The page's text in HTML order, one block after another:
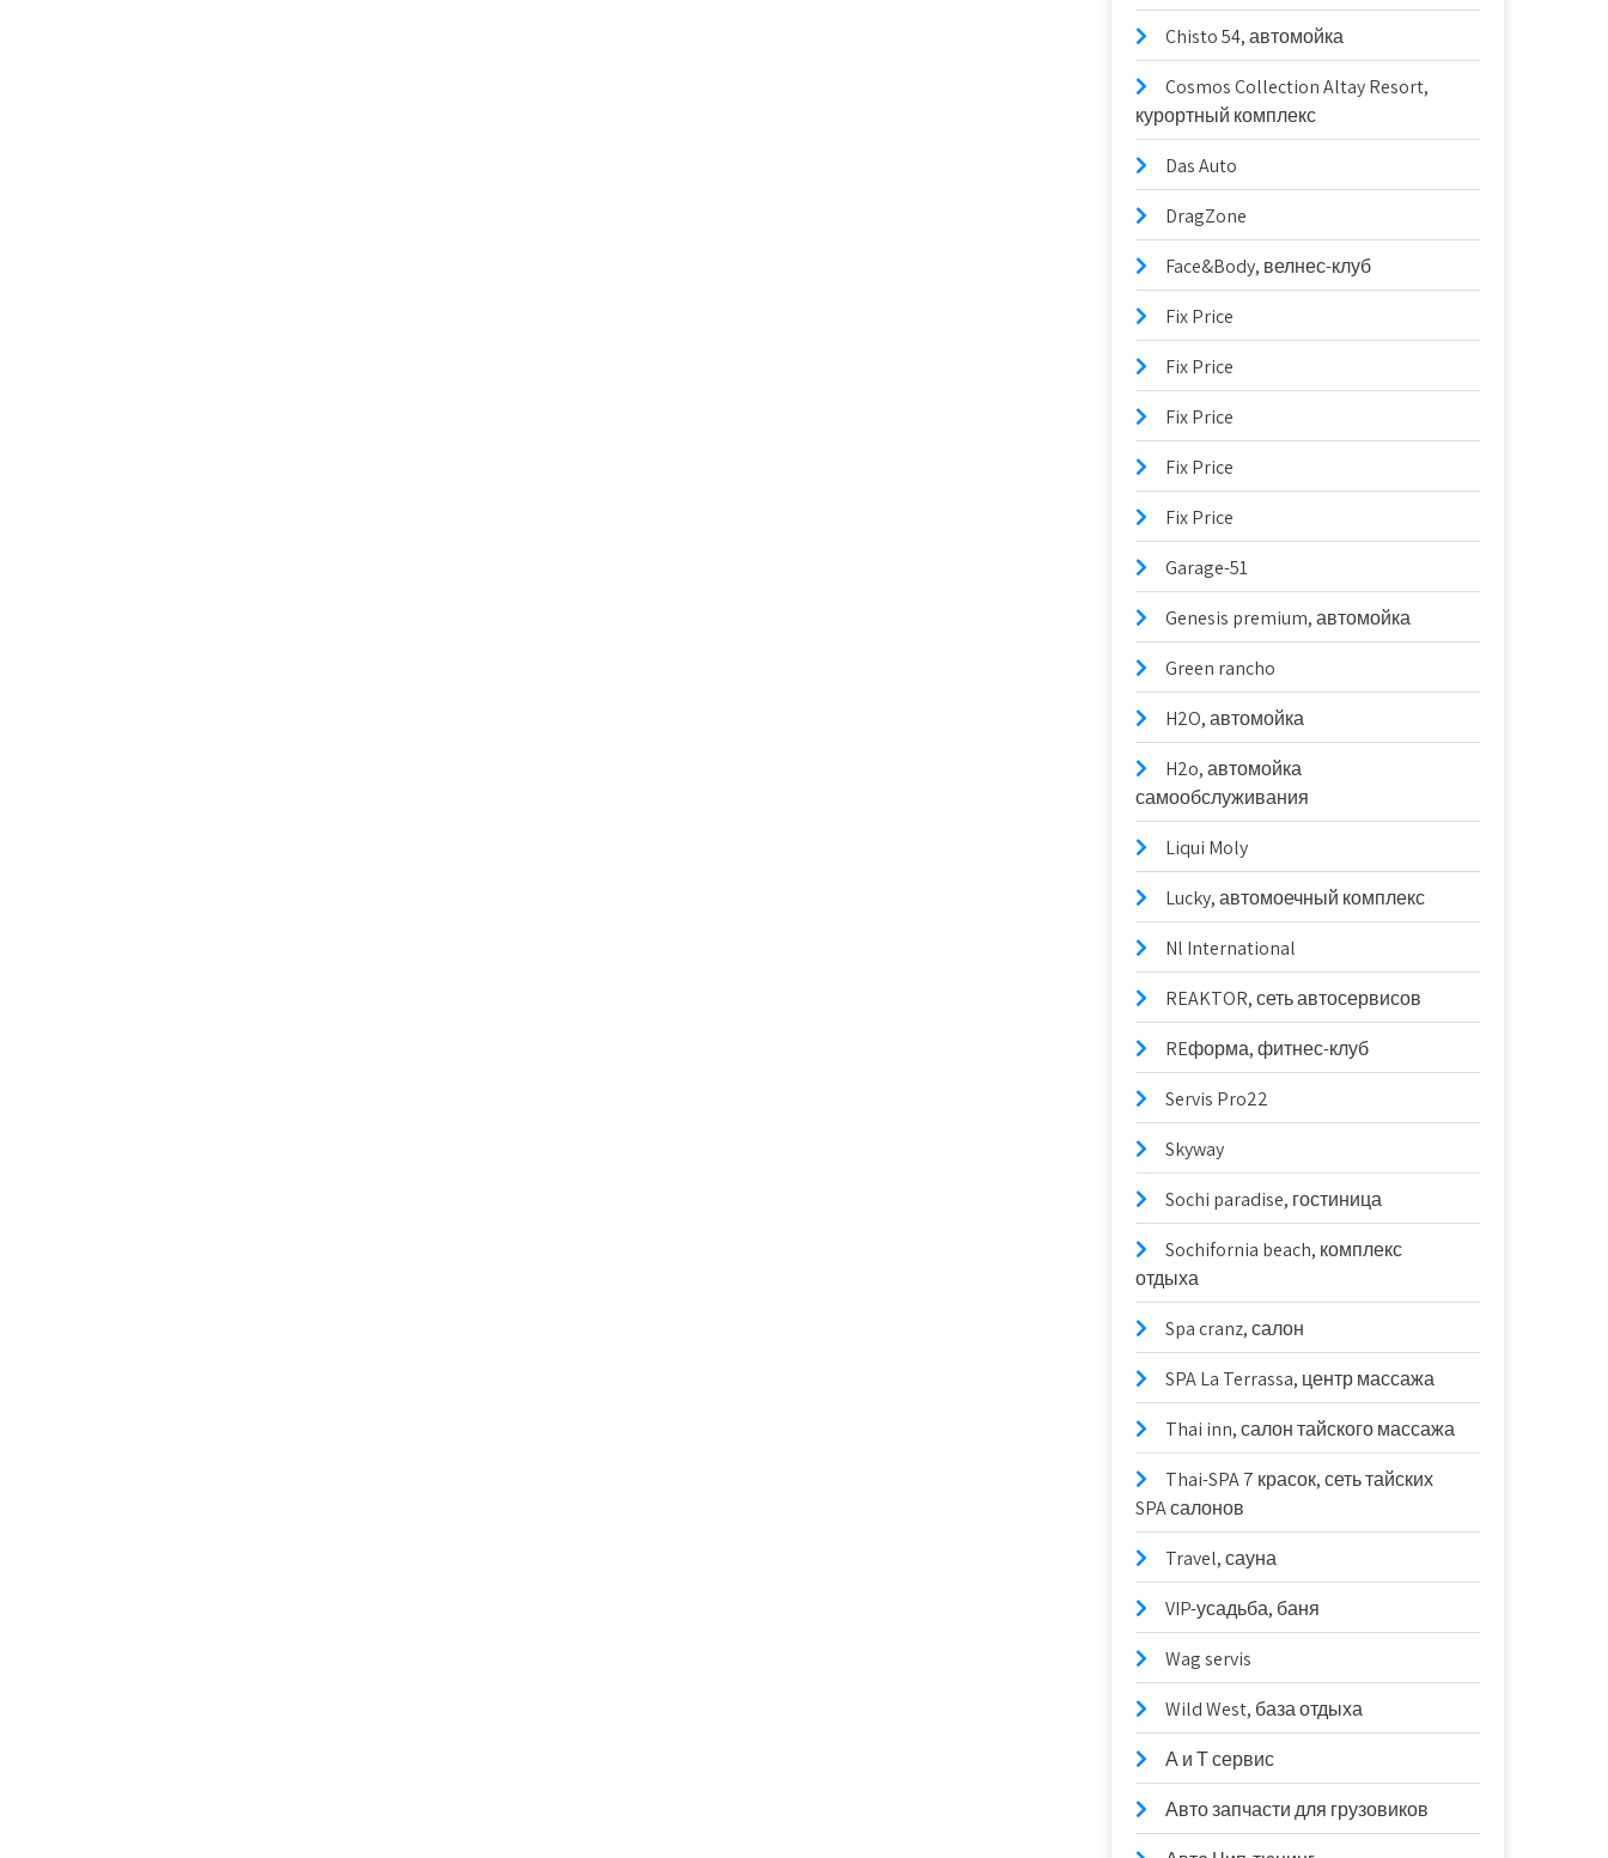
Chisto 54, автомойка
Cosmos Collection Altay Resort,
курортный комплекс
Das Auto
DragZone
Face&Body, велнес-клуб
Fix Price
Fix Price
Fix Price
Fix Price
Fix Price
Garage-51
Genesis premium, автомойка
Green rancho
H2O, автомойка
H2o, автомойка
самообслуживания
Liqui Moly
Lucky, автомоечный комплекс
Nl International
REAKTOR, сеть автосервисов
REформа, фитнес-клуб
Servis Pro22
Skyway
Sochi paradise, гостиница
Sochifornia beach, комплекс
отдыха
Spa cranz, салон
SPA La Terrassa, центр массажа
Thai inn, салон тайского массажа
Thai-SPA 7 красок, сеть тайских
SPA салонов
Travel, сауна
VIP-усадьба, баня
Wag servis
Wild West, база отдыха
А и Т сервис
Авто запчасти для грузовиков